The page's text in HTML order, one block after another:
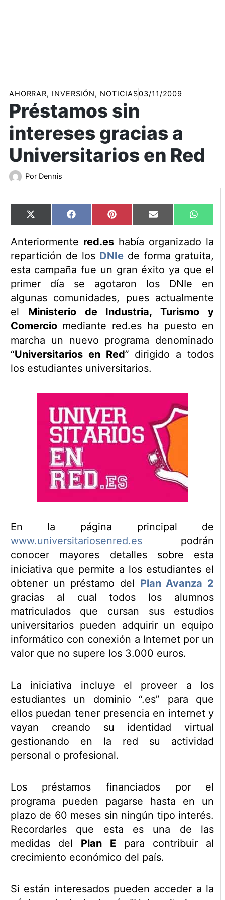
AHORRAR, INVERSIÓN, NOTICIAS03/11/2009
Préstamos sin
intereses gracias a
Universitarios en Red
Por Dennis
Compartir
en
X
(Twitter)
Compartir
en
Facebook Compartir
en
Pinterest Compartir
en
Email
en
Anteriormente red.eshabía organizado la
repartición de los DNIe de forma gratuita,
esta campaña fue un gran éxito ya que el
primer día se agotaron los DNIe en
algunas comunidades, pues actualmente
el Ministerio de Industria, Turismo y
Comerciomediante red.es ha puesto en
marcha un nuevo programa denominado
“Universitarios en Red” dirigido a todos
los estudiantes universitarios.
En la página principal de
www.universitariosenred.espodrán
conocer mayores detalles sobre esta
iniciativa que permite a los estudiantes el
obtener un préstamo del Plan Avanza 2
gracias al cual todos los alumnos
matriculados que cursan sus estudios
universitarios pueden adquirir un equipo
informático con conexión a Internet por un
valor que no supere los 3.000 euros.
La iniciativa incluye el proveer a los
estudiantes un dominio “.es” para que
ellos puedan tener presencia en internet y
vayan creando su identidad virtual
gestionando en la red su actividad
personal o profesional.
Los préstamos financiados por el
programa pueden pagarse hasta en un
plazo de 60 meses sin ningún tipo interés.
Recordarles que esta es una de las
medidas del Plan E para contribuir al
crecimiento económico del país.
Si están interesados pueden acceder a la